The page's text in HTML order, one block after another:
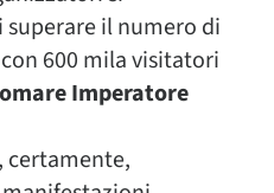
il numero di
600 mila visitatori
Imperatore
, certamente,